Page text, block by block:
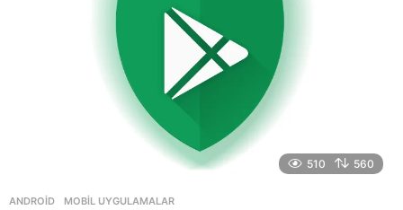
510 560
ANDROID ,MOBIL UYGULAMALAR